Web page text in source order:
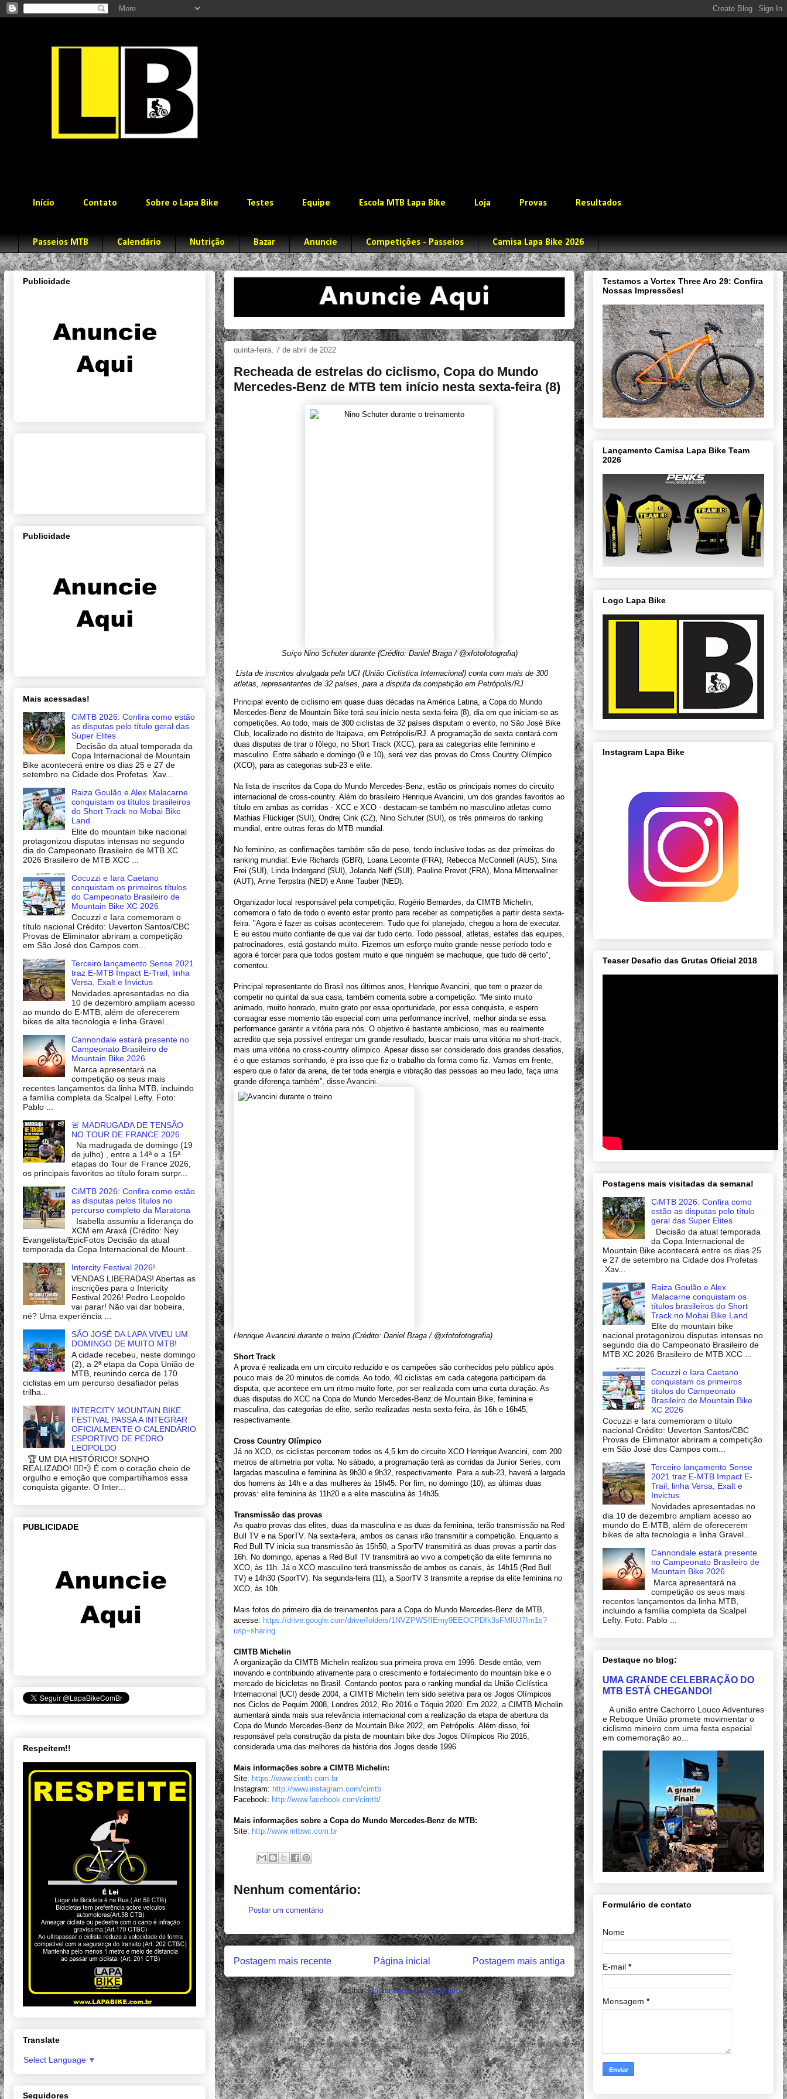
Início Contato Sobre o Lapa Bike Testes Equipe Escola MTB Lapa Bike Loja Provas Resultados
Passeios MTB Calendário Nutrição Bazar Anuncie Competições - Passeios Camisa Lapa Bike 2026
quinta-feira, 7 de abril de 2022
Recheada de estrelas do ciclismo, Copa do Mundo
Mercedes-Benz de MTB tem início nesta sexta-feira (8)
Suíço Nino Schuter durante (Crédito: Daniel Braga / @xfotofotografia)
Lista de inscritos divulgada pela UCI (União Ciclística Internacional) conta com mais de 300
atletas, representantes de 32 países, para a disputa da competição em Petrópolis/RJ
Principal evento de ciclismo em quase duas décadas na América Latina, a Copa do Mundo
Mercedes-Benz de Mountain Bike terá seu início nesta sexta-feira (8), dia em que iniciam-se as
competições. Ao todo, mais de 300 ciclistas de 32 países disputam o evento, no São José Bike
Club, localizado no distrito de Itaipava, em Petrópolis/RJ. A programação de sexta contará com
duas disputas de tirar o fôlego, no Short Track (XCC), para as categorias elite feminino e
masculino. Entre sábado e domingo (9 e 10), será vez das provas do Cross Country Olímpico
(XCO), para as categorias sub-23 e elite.
Na lista de inscritos da Copa do Mundo Mercedes-Benz, estão os principais nomes do circuito
internacional de cross-country. Além do brasileiro Henrique Avancini, um dos grandes favoritos ao
título em ambas as corridas - XCC e XCO - destacam-se também no masculino atletas como
Mathias Flückiger (SUI), Ondrej Cink (CZ), Nino Schuter (SUI), os três primeiros do ranking
mundial, entre outras feras do MTB mundial.
No feminino, as confirmações também são de peso, tendo inclusive todas as dez primeiras do
ranking mundial: Evie Richards (GBR), Loana Lecomte (FRA), Rebecca McConnell (AUS), Sina
Frei (SUI), Linda Indergand (SUI), Jolanda Neff (SUI), Pauline Prevot (FRA), Mona Mitterwallner
(AUT), Anne Terpstra (NED) e Anne Tauber (NED).
Organizador local responsável pela competição, Rogério Bernardes, da CIMTB Michelin,
comemora o fato de todo o evento estar pronto para receber as competições a partir desta sexta-
feira. "Agora é fazer as coisas acontecerem. Tudo que foi planejado, chegou a hora de executar.
E eu estou muito confiante de que vai dar tudo certo. Todo pessoal, atletas, estafes das equipes,
patrocinadores, está gostando muito. Fizemos um esforço muito grande nesse período todo e
agora é torcer para que todos gostem muito e que ninguém se machuque, que tudo dê certo",
comentou.
Principal representante do Brasil nos últimos anos, Henrique Avancini, que tem o prazer de
competir no quintal da sua casa, também comenta sobre a competição. “Me sinto muito
animado, muito honrado, muito grato por essa oportunidade, por essa conquista, e espero
consagrar esse momento tão especial com uma performance incrível, melhor ainda se essa
performance garantir a vitória para nós. O objetivo é bastante ambicioso, mas eu realmente
acredito que seja possível entregar um grande resultado, buscar mais uma vitória no short-track,
mais uma vitória no cross-country olímpico. Apesar disso ser considerado dois grandes desafios,
é o que estamos sonhando, é pra isso que fiz o trabalho da forma como fiz. Vamos em frente,
espero que o fator da arena, de ter toda energia e vibração das pessoas ao meu lado, faça uma
grande diferença também”, disse Avancini.
Henrique Avancini durante o treino (Crédito: Daniel Braga / @xfotofotografia)
Short Track
A prova é realizada em um circuito reduzido e os campeões são conhecidos pelo público após
pouco mais de 20 minutos de corrida. Ao todo, 40 ciclistas em cada categoria participam da
disputa, que acontece em um ritmo muito forte, por ser realizada com uma curta duração. As
duas disputas do XCC na Copa do Mundo Mercedes-Benz de Mountain Bike, feminina e
masculina, das categorias de elite, serão realizadas nesta sexta-feira, às 16h e 16h45,
respectivamente.
Cross Country Olímpico
Já no XCO, os ciclistas percorrem todos os 4,5 km do circuito XCO Henrique Avancini, com 200
metros de altimetria por volta. No sábado, a programação terá as corridas da Junior Series, com
largadas masculina e feminina às 9h30 e 9h32, respectivamente. Para a sub-23, haverá a largada
dos homens às 14h e a das mulheres às 15h45. Por fim, no domingo (10), as últimas duas
provas: elite feminina às 11h20 e a elite masculina às 14h35.
Transmissão das provas
As quatro provas das elites, duas da masculina e as duas da feminina, terão transmissão na Red
Bull TV e na SporTV. Na sexta-feira, ambos os canais irão transmitir a competição. Enquanto a
Red Bull TV inicia sua transmissão às 15h50, a SporTV transmitirá as duas provas a partir das
16h. No domingo, apenas a Red Bull TV transmitirá ao vivo a competição da elite feminina no
XCO, às 11h. Já o XCO masculino terá transmissão de ambos os canais, às 14h15 (Red Bull
TV) e 14h30 (SporTV). Na segunda-feira (11), a SporTV 3 transmite a reprise da elite feminina no
XCO, às 10h.
Mais fotos do primeiro dia de treinamentos para a Copa do Mundo Mercedes-Benz de MTB,
acesse: https://drive.google.com/drive/folders/1NVZPWSfIEmy9EEOCPDfk3sFMlUJ7I m1s?
usp=sharing
CIMTB Michelin
A organização da CIMTB Michelin realizou sua primeira prova em 1996. Desde então, vem
inovando e contribuindo ativamente para o crescimento e fortalecimento do mountain bike e o
mercado de bicicletas no Brasil. Contando pontos para o ranking mundial da União Ciclística
Internacional (UCI) desde 2004, a CIMTB Michelin tem sido seletiva para os Jogos Olímpicos
nos Ciclos de Pequim 2008, Londres 2012, Rio 2016 e Tóquio 2020. Em 2022, a CIMTB Michelin
aumentará ainda mais sua relevância internacional com a realização da etapa de abertura da
Copa do Mundo Mercedes-Benz de Mountain Bike 2022, em Petrópolis. Além disso, foi
responsável pela construção da pista de mountain bike dos Jogos Olímpicos Rio 2016,
considerada uma das melhores da história dos Jogos desde 1996.
Mais informações sobre a CIMTB Michelin:
Site: https://www.cimtb.com.br
Instagram: http://www.instagram.com/cimtb
Facebook: http://www.facebook.com/cimtb/
Mais informações sobre a Copa do Mundo Mercedes-Benz de MTB:
Site: http://www.mtbwc.com.br
Nenhum comentário:
Postar um comentário
Postagem mais recente Postagem mais antiga
Página inicial
Assinar:Postar comentários (Atom)
Publicidade
Publicidade
Mais acessadas!
CiMTB 2026: Confira como estão
as disputas pelo título geral das
Super Elites
Decisão da atual temporada da
Copa Internacional de Mountain
Bike acontecerá entre os dias 25 e 27 de
setembro na Cidade dos Profetas Xav...
Raiza Goulão e Alex Malacarne
conquistam os títulos brasileiros
do Short Track no Mobai Bike
Land
Elite do mountain bike nacional
protagonizou disputas intensas no segundo
dia do Campeonato Brasileiro de MTB XC
2026 Brasileiro de MTB XCC ...
Cocuzzi e Iara Caetano
conquistam os primeiros títulos
do Campeonato Brasileiro de
Mountain Bike XC 2026
Cocuzzi e Iara comemoram o
título nacional Crédito: Ueverton Santos/CBC
Provas de Eliminator abriram a competição
em São José dos Campos com...
Terceiro lançamento Sense 2021
traz E-MTB Impact E-Trail, linha
Versa, Exalt e Invictus
Novidades apresentadas no dia
10 de dezembro ampliam acesso
ao mundo do E-MTB, além de oferecerem
bikes de alta tecnologia e linha Gravel...
Cannondale estará presente no
Campeonato Brasileiro de
Mountain Bike 2026
Marca apresentará na
competição os seus mais
recentes lançamentos da linha MTB, incluindo
a família completa da Scalpel Lefty. Foto:
Pablo ...
🚨 MADRUGADA DE TENSÃO
NO TOUR DE FRANCE 2026
Na madrugada de domingo (19
de julho) , entre a 14ª e a 15ª
etapas do Tour de France 2026,
os principais favoritos ao título foram surpr...
CiMTB 2026: Confira como estão
as disputas pelos títulos no
percurso completo da Maratona
Isabella assumiu a liderança do
XCM em Araxá (Crédito: Ney
Evangelista/EpicFotos Decisão da atual
temporada da Copa Internacional de Mount...
Intercity Festival 2026!
VENDAS LIBERADAS! Abertas as
inscrições para o Intericity
Festival 2026! Pedro Leopoldo
vai parar! Não vai dar bobeira,
né? Uma experiência ...
SÃO JOSÉ DA LAPA VIVEU UM
DOMINGO DE MUITO MTB!
A cidade recebeu, neste domingo
(2), a 2ª etapa da Copa União de
MTB, reunindo cerca de 170
ciclistas em um percurso desafiador pelas
trilha...
INTERCITY MOUNTAIN BIKE
FESTIVAL PASSA A INTEGRAR
OFICIALMENTE O CALENDÁRIO
ESPORTIVO DE PEDRO
LEOPOLDO
🏆 UM DIA HISTÓRICO! SONHO
REALIZADO! 🚴‍♂️💨 É com o coração cheio de
orgulho e emoção que compartilhamos essa
conquista gigante: O Inter...
PUBLICIDADE
Respeitem!!
Translate
Select Language ▼
Seguidores
Testamos a Vortex Three Aro 29: Confira
Nossas Impressões!
Lançamento Camisa Lapa Bike Team
2026
Logo Lapa Bike
Instagram Lapa Bike
Teaser Desafio das Grutas Oficial 2018
Postagens mais visitadas da semana!
CiMTB 2026: Confira como
estão as disputas pelo título
geral das Super Elites
Decisão da atual temporada
da Copa Internacional de
Mountain Bike acontecerá entre os dias 25
e 27 de setembro na Cidade dos Profetas
Xav...
Raiza Goulão e Alex
Malacarne conquistam os
títulos brasileiros do Short
Track no Mobai Bike Land
Elite do mountain bike
nacional protagonizou disputas intensas no
segundo dia do Campeonato Brasileiro de
MTB XC 2026 Brasileiro de MTB XCC ...
Cocuzzi e Iara Caetano
conquistam os primeiros
títulos do Campeonato
Brasileiro de Mountain Bike
XC 2026
Cocuzzi e Iara comemoram o título
nacional Crédito: Ueverton Santos/CBC
Provas de Eliminator abriram a competição
em São José dos Campos com...
Terceiro lançamento Sense
2021 traz E-MTB Impact E-
Trail, linha Versa, Exalt e
Invictus
Novidades apresentadas no
dia 10 de dezembro ampliam acesso ao
mundo do E-MTB, além de oferecerem
bikes de alta tecnologia e linha Gravel...
Cannondale estará presente
no Campeonato Brasileiro de
Mountain Bike 2026
Marca apresentará na
competição os seus mais
recentes lançamentos da linha MTB,
incluindo a família completa da Scalpel
Lefty. Foto: Pablo ...
Destaque no blog:
UMA GRANDE CELEBRAÇÃO DO
MTB ESTÁ CHEGANDO!
A união entre Cachorro Louco Adventures
e Reboque União promete movimentar o
ciclismo mineiro com uma festa especial
em comemoração ao...
Formulário de contato
Nome
E-mail *
Mensagem *